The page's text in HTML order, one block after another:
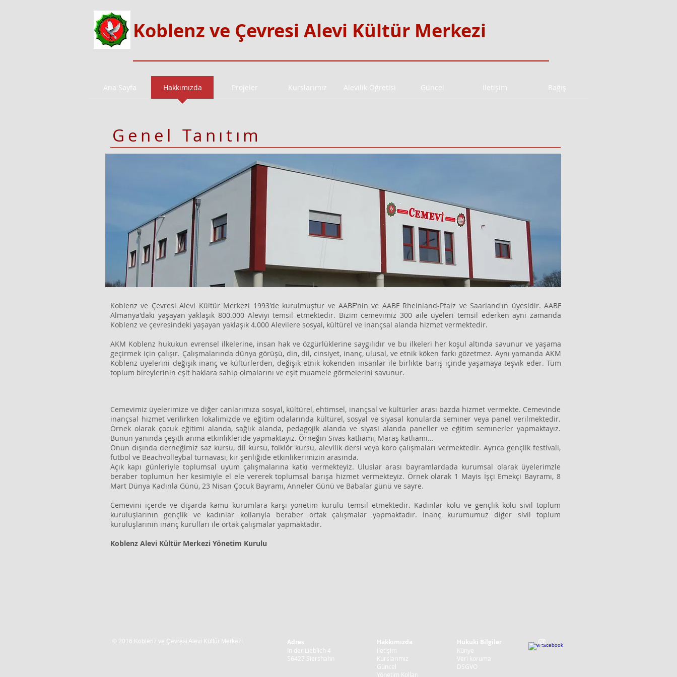
Koblenz ve Çevresi Alevi Kültür Merkezi
Ana Sayfa Hakkımızda Projeler Kurslarımız Alevilik Öğretisi Güncel İletişim Bağış
Genel Tanıtım
Koblenz ve Çevresi Alevi Kültür Merkezi 1993'de kurulmuştur ve AABF'nin ve AABF Rheinland-Pfalz ve Saarland'ın üyesidir. AABF
Almanya'daki yaşayan yaklaşık 800.000 Aleviyi temsil etmektedir. Bizim cemevimiz 300 aile üyeleri temsil ederken aynı zamanda
Koblenz ve çevresindeki yaşayan yaklaşık 4.000 Alevilere sosyal, kültürel ve inançsal alanda hizmet vermektedir.
AKM Koblenz hukukun evrensel ilkelerine, insan hak ve özgürlüklerine saygılıdır ve bu ilkeleri her koşul altında savunur ve yaşama
geçirmek için çalışır. Çalışmalarında dünya görüşü, din, dil, cinsiyet, inanç, ulusal, ve etnik köken farkı gözetmez. Aynı yamanda AKM
Koblenz üyelerini değişik inanç ve kültürlerden, değişik etnik kökenden insanlar ile birlikte barış içinde yaşamaya teşvik eder. Tüm
toplum bireylerinin eşit haklara sahip olmalarını ve eşit muamele görmelerini savunur.
Cemevimiz üyelerimize ve diğer canlarımıza sosyal, kültürel, ehtimsel, inançsal ve kültürler arası bazda hizmet vermekte. Cemevinde
inançsal hizmet verilirken lokalimizde ve eğitim odalarında kültürel, sosyal ve siyasal konularda seminer veya panel verilmektedir.
Örnek olarak çocuk eğitimi alanda, sağlık alanda, pedagojik alanda ve siyasi alanda paneller ve eğitim semınerler yapmaktayız.
Bunun yanında çeşitli anma etkinlikleride yapmaktayız. Örneğin Sivas katliamı, Maraş katliamı...
Onun dışında derneğimiz saz kursu, dil kursu, folklör kursu, alevilik dersi veya koro çalışmaları vermektedir. Ayrıca gençlik festivali,
futbol ve Beachvolleybal turnavası, kır şenliğide etkinlikerimizin arasında.
Açık kapı günleriyle toplumsal uyum çalışmalarına katkı vermekteyiz. Uluslar arası bayramlardada kurumsal olarak üyelerimzle
beraber toplumun her kesimiyle el ele vererek toplumsal barışa hizmet vermekteyiz. Örnek olarak 1 Mayis İşçi Emekçi Bayramı, 8
Mart Dünya Kadınla Günü, 23 Nisan Çocuk Bayramı, Anneler Günü ve Babalar günü ve sayre.
Cemevini içerde ve dişarda kamu kurumlara karşı yönetim kurulu temsil etmektedir. Kadınlar kolu ve gençlik kolu sivil toplum
kuruluşlarının gençlik ve kadınlar kollarıyla beraber ortak çalışmalar yapmaktadır. İnanç kurumumuz diğer sivil toplum
kuruluşlarının inanç kurulları ile ortak çalışmalar yapmaktadır.
Koblenz Alevi Kültür Merkezi Yönetim Kurulu
© 2016 Koblenz ve Çevresi Alevi Kültür Merkezi Adres
In der Lieblich 4
56427 Siershahn
Hakkımızda
İletişim
Kurslarımız
Güncel
Yönetim Kolları
Hukuki Bilgiler
Künye
Veri koruma
DSGVO